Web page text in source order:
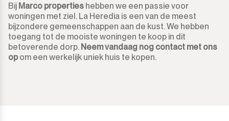
Ronda
San Diego
San Enrique
Kappers
Aparthotel
Bedrijfsgebouwen
Bij Marco properties hebben we een passie voor
woningen met ziel. La Heredia is een van de meest
bijzondere gemeenschappen aan de kust. We hebben
toegang tot de mooiste woningen te koop in dit
betoverende dorp. Neem vandaag nog contact met ons
opom een werkelijk uniek huis te kopen.